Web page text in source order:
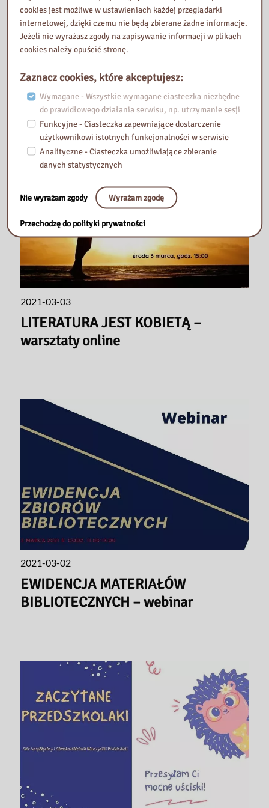
2021-03-05
książkach Cz. 2
2021-03-03
LITERATURA JEST KOBIETĄ –
warsztaty online
2021-03-02
EWIDENCJA MATERIAŁÓW
BIBLIOTECZNYCH – webinar
cookies jest możliwe w ustawieniach każdej przeglądarki
internetowej, dzięki czemu nie będą zbierane żadne informacje.
Jeżeli nie wyrażasz zgody na zapisywanie informacji w plikach
cookies należy opuścić stronę.
Zaznacz cookies, które akceptujesz:
Wymagane - Wszystkie wymagane ciasteczka niezbędne
do prawidłowego działania serwisu, np. utrzymanie sesji
Funkcyjne - Ciasteczka zapewniające dostarczenie
użytkownikowi istotnych funkcjonalności w serwisie
Analityczne - Ciasteczka umożliwiające zbieranie
danych statystycznych
Nie wyrażam zgody Wyrażam zgodę
Przechodzę do polityki prywatności